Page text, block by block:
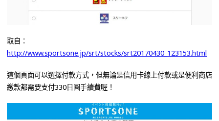
取自：
http://www.sportsone.jp/srt/stocks/srt20170430_123153.html
這個頁面可以選擇付款方式，但無論是信用卡線上付款或是便利商店
繳款都需要支付330日圓手續費喔！